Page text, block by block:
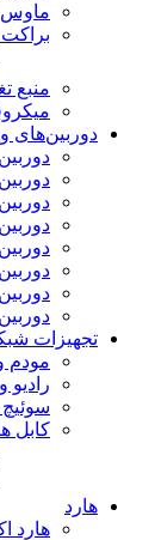
ماوس
براکت
منبع
دوربین‌های
تجهیزات
مودم
رادیو
کابل
هارد
هارد